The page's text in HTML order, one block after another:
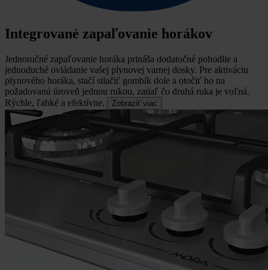
Integrované zapaľovanie horákov
Jednoručné zapaľovanie horáka prináša dodatočné pohodlie a
jednoduché ovládanie vašej plynovej varnej dosky. Pre aktiváciu
plynového horáka, stačí stlačiť gombík dole a otočiť ho na
požadovanú úroveň jednou rukou, zatiaľ čo druhá ruka je voľná.
Rýchle, ľahké a efektívne.
Zobraziť viac